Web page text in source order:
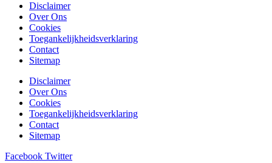
Disclaimer
Over Ons
Cookies
Toegankelijkheidsverklaring
Contact
Sitemap
Disclaimer
Over Ons
Cookies
Toegankelijkheidsverklaring
Contact
Sitemap
Facebook Twitter